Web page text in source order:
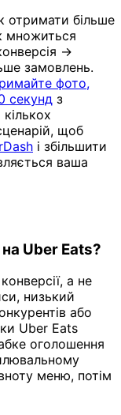
отримати більше
множиться
→
замовлень.
фото,
секунд з
щоб
і збільшити
ваша
Uber Eats?
а не
низький
або
Uber Eats
оголошення
меню, потім